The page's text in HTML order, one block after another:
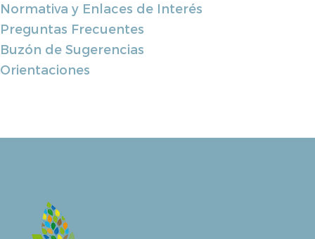
Normativa y Enlaces de Interés
Preguntas Frecuentes
Buzón de Sugerencias
Orientaciones